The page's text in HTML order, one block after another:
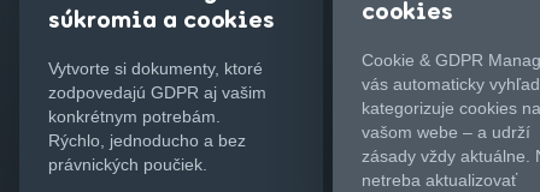
súkromia a cookies
Vytvorte si dokumenty, ktoré
zodpovedajú GDPR aj vašim
konkrétnym potrebám.
Rýchlo, jednoducho a bez
právnických poučiek.
cookies
Cookie & GDPR
vás automaticky
kategorizuje cookies na
vašom webe – a udrží
zásady vždy aktuálne.
netreba aktualizovať